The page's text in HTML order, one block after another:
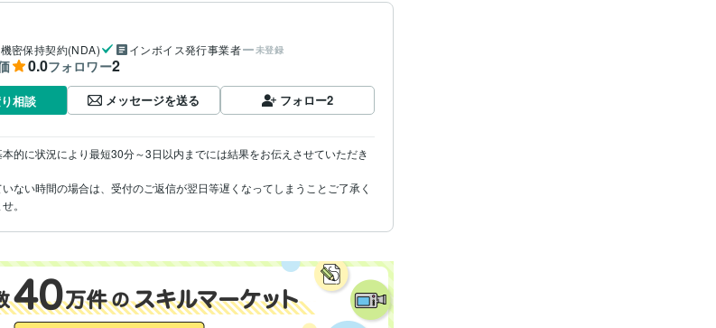
機密保持契約(NDA) インボイス発行事業者 未登録
0.0フォロワー2
相談 メッセージを送る フォロー2
的に状況により最短30分～3日以内までには結果をお伝えさせていただき
ない時間の場合は、受付のご返信が翌日等遅くなってしまうことご了承く
。